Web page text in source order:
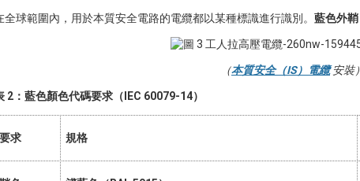
全球範圍內，用於本質安全電路的電纜都以某種標識進行識別。 藍色外鞘
（本質安全（IS）電纜安裝）
2：藍色顏色代碼要求（IEC 60079-14）
要求 規格